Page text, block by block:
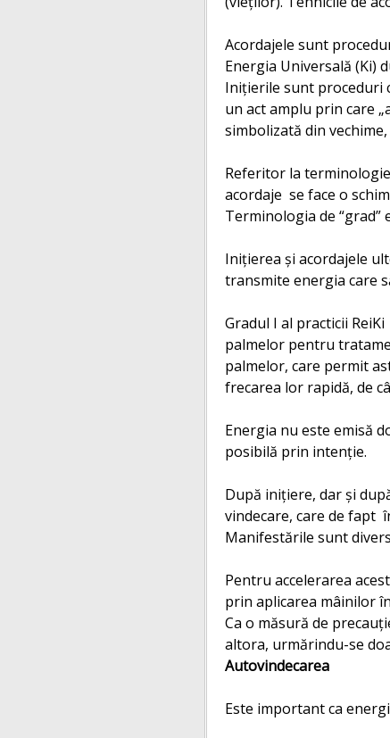
Acordajele sunt
Energia Universală (Ki)
Iniţierile sunt proceduri
un act amplu prin care
simbolizată din
Referitor la
acordaje se face o
Terminologia de
Iniţierea şi acordajele
transmite energia care
Gradul I al practicii
palmelor pentru
palmelor, care permit
frecarea lor rapidă, de
Energia nu este emisă
posibilă prin intenţie.
După iniţiere, dar şi
vindecare, care de fapt
Manifestările sunt
Pentru accelerarea
prin aplicarea mâinilor
Ca o măsură de
altora, urmărindu-se
Autovindecarea
Este important ca